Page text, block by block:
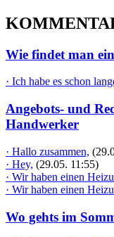
Wie findet man
· Ich habe es schon
Angebots- und
Handwerker
· Hallo zusammen,
· Hey, (29.05. 11:55)
· Wir haben einen
· Wir haben einen
Wo gehts im